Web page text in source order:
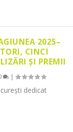
2025–
CINCI
ȘI PREMII
|
dedicat